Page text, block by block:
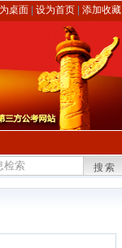
桌面 设为首页 添加收藏
搜索